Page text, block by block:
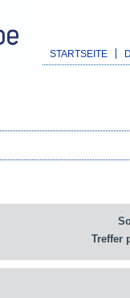
STARTSEITE
Treffer